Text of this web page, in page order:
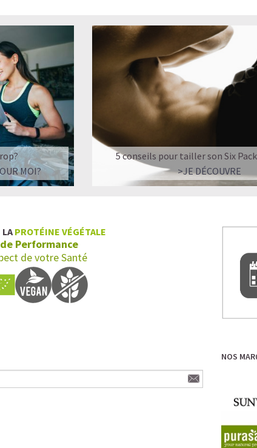
MOI?
5 conseils pour tailler son Six
>JE DÉCOUVRE
LA PROTÉINE VÉGÉTALE
Performance
de votre Santé
NOS